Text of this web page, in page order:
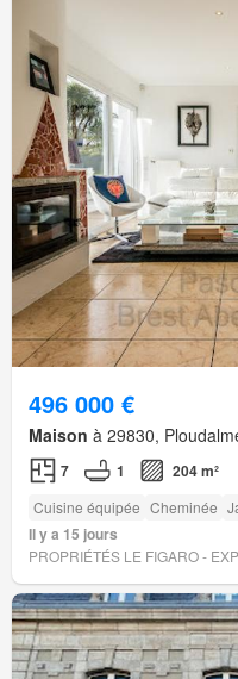
496 000 €
Maison à 29830,
7 1 204 m²
Cuisine équipée Cheminée
Il y a 15 jours
PROPRIÉTÉS LE FIGARO -